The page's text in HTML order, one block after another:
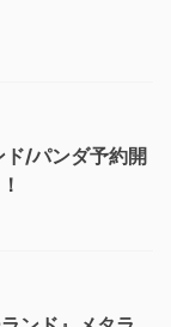
/パンダ予約開